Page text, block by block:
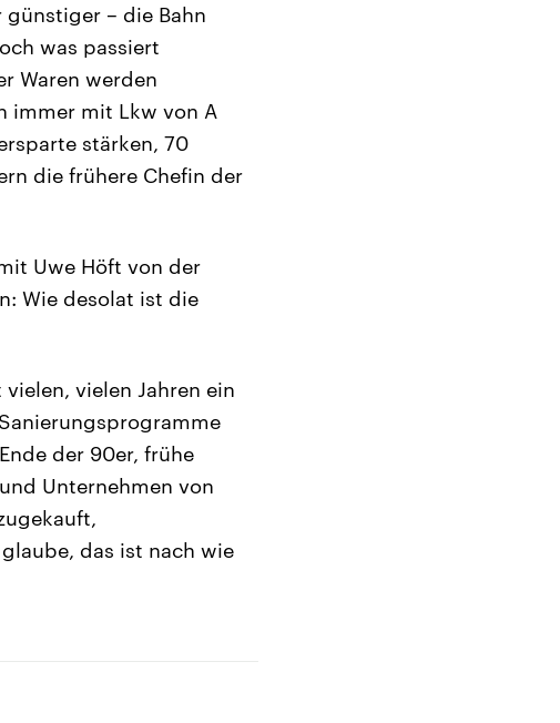
günstiger – die Bahn
was passiert
Waren werden
immer mit Lkw von A
stärken, 70
die frühere Chefin der
Uwe Höft von der
Wie desolat ist die
vielen Jahren ein
der 90er, frühe
Unternehmen von
das ist nach wie